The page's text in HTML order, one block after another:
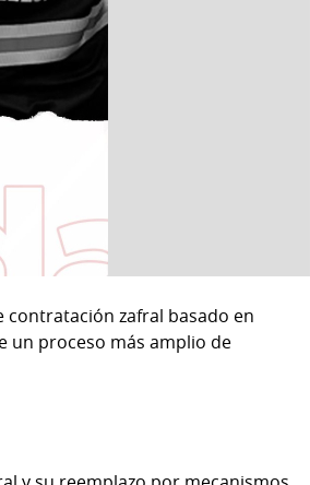
contratación zafral basado en
un proceso más amplio de